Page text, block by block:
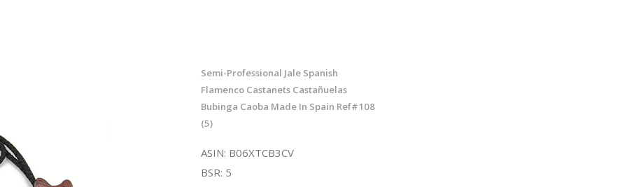
Semi-Professional Jale Spanish
Flamenco Castanets Castañuelas
Bubinga Caoba Made In Spain Ref#108
(5)
ASIN: B06XTCB3CV
BSR: 5